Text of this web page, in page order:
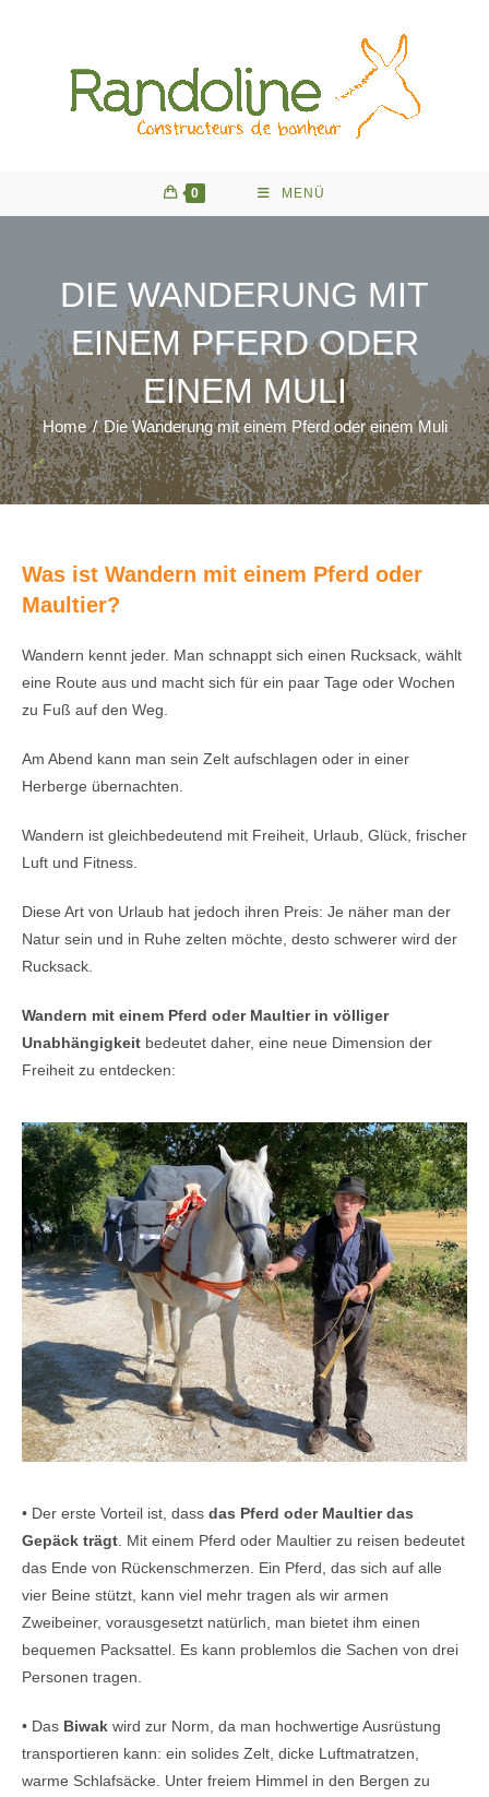
0 MENÜ
DIE WANDERUNG MIT
EINEM PFERD ODER
EINEM MULI
Home / Die Wanderung mit einem Pferd oder einem Muli
Was ist Wandern mit einem Pferd oder
Maultier?
Wandern kennt jeder. Man schnappt sich einen Rucksack, wählt
eine Route aus und macht sich für ein paar Tage oder Wochen
zu Fuß auf den Weg.
Am Abend kann man sein Zelt aufschlagen oder in einer
Herberge übernachten.
Wandern ist gleichbedeutend mit Freiheit, Urlaub, Glück, frischer
Luft und Fitness.
Diese Art von Urlaub hat jedoch ihren Preis: Je näher man der
Natur sein und in Ruhe zelten möchte, desto schwerer wird der
Rucksack.
Wandern mit einem Pferd oder Maultier in völliger
Unabhängigkeit bedeutet daher, eine neue Dimension der
Freiheit zu entdecken:
• Der erste Vorteil ist, dass das Pferd oder Maultier das
Gepäck trägt . Mit einem Pferd oder Maultier zu reisen bedeutet
das Ende von Rückenschmerzen. Ein Pferd, das sich auf alle
vier Beine stützt, kann viel mehr tragen als wir armen
Zweibeiner, vorausgesetzt natürlich, man bietet ihm einen
bequemen Packsattel. Es kann problemlos die Sachen von drei
Personen tragen.
• Das Biwak wird zur Norm, da man hochwertige Ausrüstung
transportieren kann: ein solides Zelt, dicke Luftmatratzen,
warme Schlafsäcke. Unter freiem Himmel in den Bergen zu